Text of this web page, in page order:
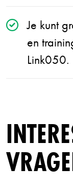
Je kunt
en
Link050.